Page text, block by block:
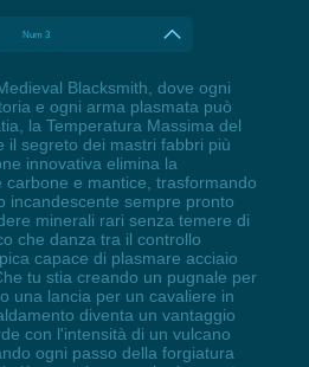
Num 3
Blacksmith, dove ogni
e ogni arma plasmata può
la Temperatura Massima del
il segreto dei mastri fabbri più
innovativa elimina la
e mantice, trasformando
incandescente sempre pronto
minerali rari senza temere di
che danza tra il controllo
capace di plasmare acciaio
tu stia creando un pugnale per
una lancia per un cavaliere in
diventa un vantaggio
con l'intensità di un vulcano
ogni passo della forgiatura